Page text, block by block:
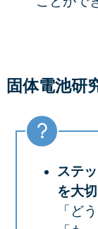
固体電池研
ステ
を大
「ど